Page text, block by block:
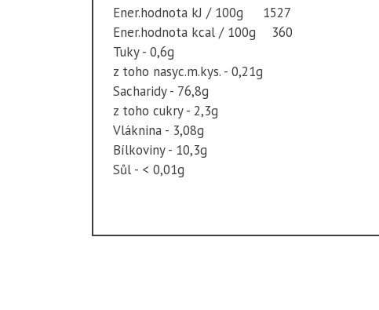
Ener.hodnota kJ / 100g 1527
Ener.hodnota kcal / 100g 360
Tuky - 0,6g
z toho nasyc.m.kys. - 0,21g
Sacharidy - 76,8g
z toho cukry - 2,3g
Vláknina - 3,08g
Bílkoviny - 10,3g
Sůl - < 0,01g